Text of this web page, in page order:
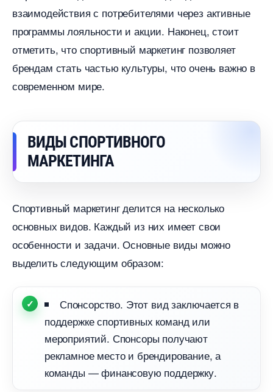
заимодействия с потребителями через активные
программы лояльности и акции. Наконец, стоит
отметить, что спортивный маркетинг позволяет
рендам стать частью культуры, что очень важно
современном мире.
ИДЫ СПОРТИВНОГО
МАРКЕТИНГА
Спортивный маркетинг делится на несколько
основных видов. Каждый из них имеет свои
особенности и задачи. Основные виды можно
ыделить следующим образом:
Спонсорство. Этот вид заключается
поддержке спортивных команд или
мероприятий. Спонсоры получают
рекламное место и брендирование, а
команды — финансовую поддержку.